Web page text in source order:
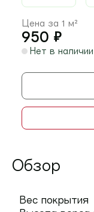
Цена за 1 м²
950 ₽
Нет в наличии
Обзор
Вес покрытия